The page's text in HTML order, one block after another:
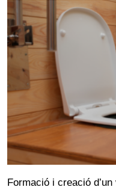
Formació i creació